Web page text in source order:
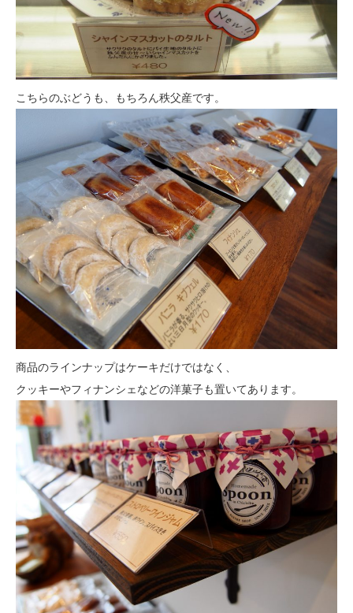
こちらのぶどうも、もちろん秩父産です。
商品のラインナップはケーキだけではなく、
クッキーやフィナンシェなどの洋菓子も置いてあります。